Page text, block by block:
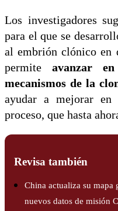
Los investigadores
para el que se
al embrión clónico en
permite avanzar
mecanismos de la
ayudar a mejorar
proceso, que hasta
Revisa también
China actualiza su
nuevos datos de misión